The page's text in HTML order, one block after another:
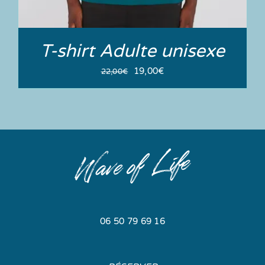
T-shirt Adulte unisexe
22,00€
Le
prix
19,00€Le
prix
06 50 79 69 16